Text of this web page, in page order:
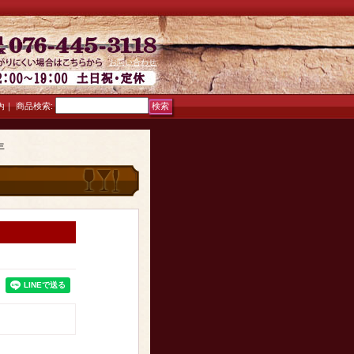
｜
お問い合わせ
商品検索: